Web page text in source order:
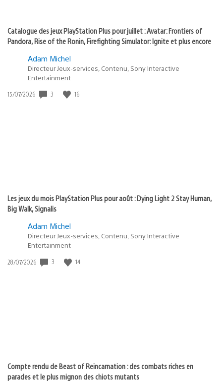
Catalogue des jeux PlayStation Plus pour juillet : Avatar: Frontiers of
Pandora, Rise of the Ronin, Firefighting Simulator: Ignite et plus encore
Adam Michel
Directeur Jeux-services, Contenu, Sony Interactive
Entertainment
Date
15/07/2026 3 16
Les jeux du mois PlayStation Plus pour août : Dying Light 2 Stay Human,
Big Walk, Signalis
Adam Michel
Directeur Jeux-services, Contenu, Sony Interactive
Entertainment
Date
28/07/2026 3 14
Compte rendu de Beast of Reincarnation : des combats riches en
parades et le plus mignon des chiots mutants